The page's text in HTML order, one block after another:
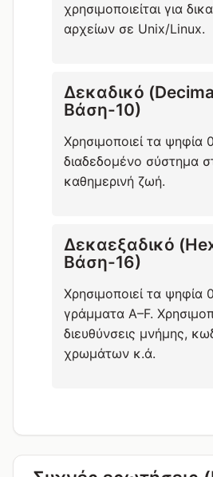
χρησιμοποιείται για
αρχείων σε Unix/Linux.
Δεκαδικό
Βάση-10)
Χρησιμοποιεί τα ψηφία
διαδεδομένο σύστημα
καθημερινή ζωή.
Δεκαεξαδικό
Βάση-16)
Χρησιμοποιεί τα ψηφία
γράμματα A–F.
διευθύνσεις μνήμης,
χρωμάτων κ.ά.